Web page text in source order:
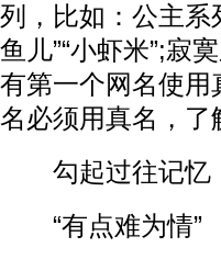
列，比如：公主
鱼儿”“小虾米”;
有第一个网名使用
名必须用真名，了
勾起过往记忆
“有点难为情”